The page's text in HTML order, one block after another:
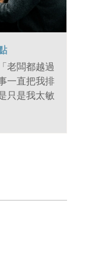
老闆都越過
一直把我排
只是我太敏